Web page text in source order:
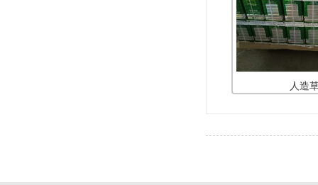
人造